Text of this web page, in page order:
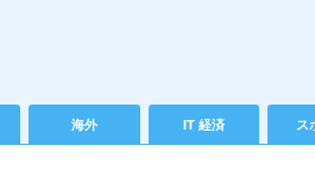
海外 IT 経済 ス